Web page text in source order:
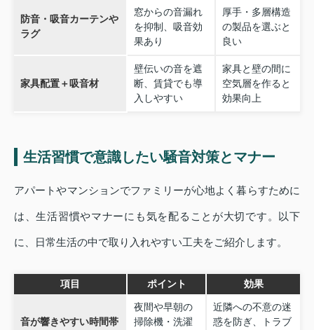
防音・吸音カーテンや
ラグ
窓からの音漏れ
を抑制、吸音効
果あり
厚手・多層構造
の製品を選ぶと
良い
家具配置＋吸音材
壁伝いの音を遮
断、賃貸でも導
入しやすい
家具と壁の間に
空気層を作ると
効果向上
生活習慣で意識したい騒音対策とマナー
アパートやマンションでファミリーが心地よく暮らすために
は、生活習慣やマナーにも気を配ることが大切です。以下
に、日常生活の中で取り入れやすい工夫をご紹介します。
項目 ポイント 効果
音が響きやすい時間帯
夜間や早朝の
掃除機・洗濯
近隣への不意の迷
惑を防ぎ、トラブ